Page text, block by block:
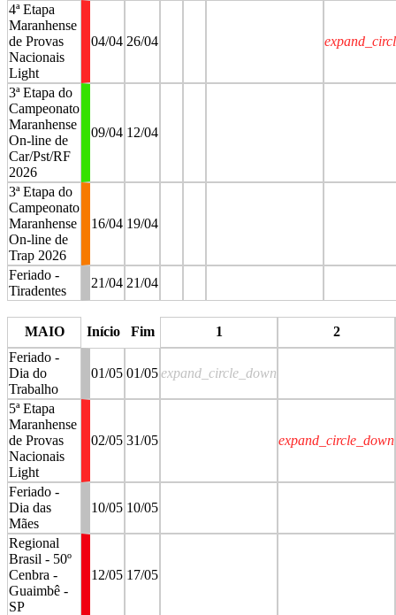
4ª Etapa
Maranhense
de Provas
Nacionais
Light
04/04 26/04
3ª Etapa do
Campeonato
Maranhense
On-line de
Car/Pst/RF
2026
09/04 12/04
3ª Etapa do
Campeonato
Maranhense
On-line de
Trap 2026
16/04 19/04
Feriado -
Tiradentes
21/04 21/04
MAIO
Início Fim 1
2
Feriado -
Dia do
Trabalho
01/05 01/05expand_circle_down
5ª Etapa
Maranhense
de Provas
Nacionais
Light
02/05 31/05 expand_circle_down
Feriado -
Dia das
Mães
10/05 10/05
Regional
Brasil - 50º
Cenbra -
Guaimbê -
SP
12/05 17/05